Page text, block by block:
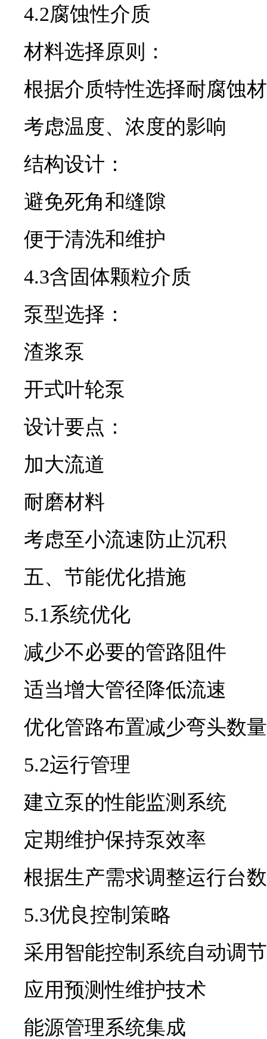
4.2腐蚀性介质
材料选择原则：
根据介质特性选择耐腐蚀
考虑温度、浓度的影响
结构设计：
避免死角和缝隙
便于清洗和维护
4.3含固体颗粒介质
泵型选择：
渣浆泵
开式叶轮泵
设计要点：
加大流道
耐磨材料
考虑至小流速防止沉积
五、节能优化措施
5.1系统优化
减少不必要的管路阻件
适当增大管径降低流速
优化管路布置减少弯头数量
5.2运行管理
建立泵的性能监测系统
定期维护保持泵效率
根据生产需求调整运行台数
5.3优良控制策略
采用智能控制系统自动调节
应用预测性维护技术
能源管理系统集成